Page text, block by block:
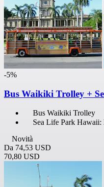
-5%
Bus Waikiki Trolley +
Bus Waikiki Trolley
Sea Life Park
Novità
Da 74,53 USD
70,80 USD